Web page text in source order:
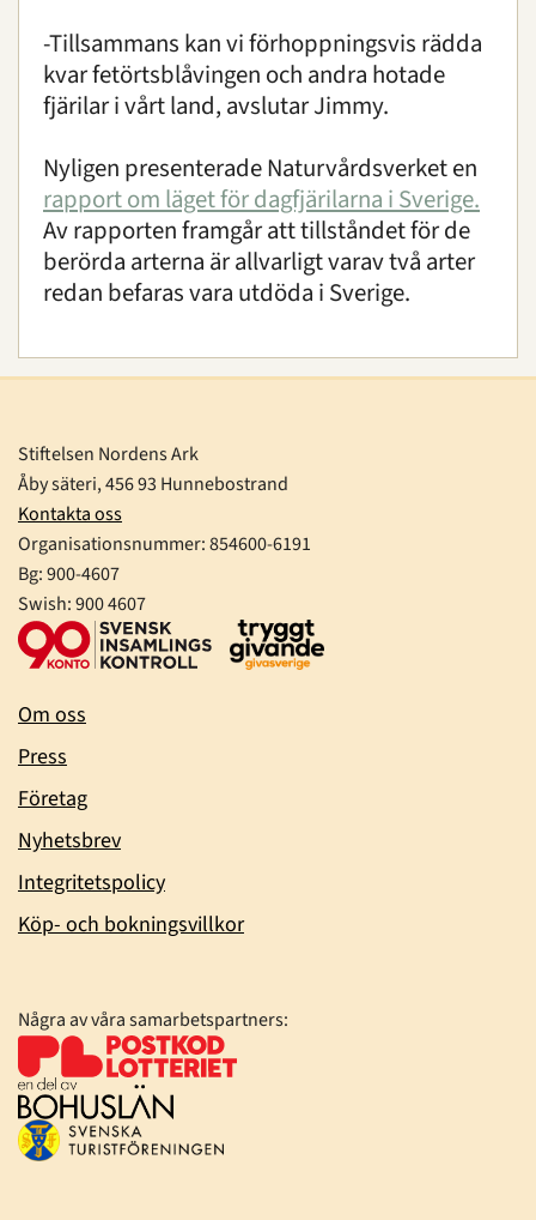
-Tillsammans kan vi förhoppningsvis rädda
kvar fetörtsblåvingen och andra hotade
fjärilar i vårt land, avslutar Jimmy.
Nyligen presenterade Naturvårdsverket en
rapport om läget för dagfjärilarna i Sverige.
Av rapporten framgår att tillståndet för de
berörda arterna är allvarligt varav två arter
redan befaras vara utdöda i Sverige.
Stiftelsen Nordens Ark
Åby säteri, 456 93 Hunnebostrand
Kontakta oss
Organisationsnummer:854600-6191
Bg: 900-4607
Swish: 900 4607
Om oss
Press
Företag
Nyhetsbrev
Integritetspolicy
Köp- och bokningsvillkor
Några av våra samarbetspartners: